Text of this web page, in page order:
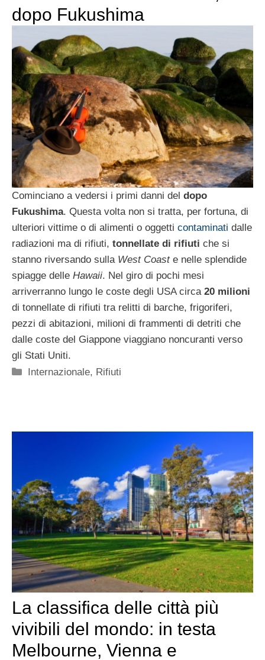
dopo Fukushima
Cominciano a vedersi i primi danni del dopo
Fukushima. Questa volta non si tratta, per fortuna, di
ulteriori vittime o di alimenti o oggetti contaminati dalle
radiazioni ma di rifiuti, tonnellate di rifiuti che si
stanno riversando sulla West Coaste nelle splendide
spiagge delle Hawaii. Nel giro di pochi mesi
arriverranno lungo le coste degli USA circa 20 milioni
di tonnellate di rifiuti tra relitti di barche, frigoriferi,
pezzi di abitazioni, milioni di frammenti di detriti che
dalle coste del Giappone viaggiano noncuranti verso
gli Stati Uniti.
Categorie
Internazionale, Rifiuti
La classifica delle città più
vivibili del mondo: in testa
Melbourne, Vienna e